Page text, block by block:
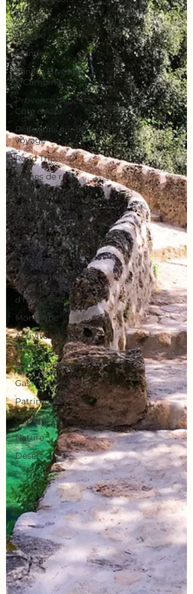
France
Europe
Monde
Vanlife, Bivouac
& Camping
Provence, Alpes,
Côte d'Azur
Réflexions sur le
voyage
Road Trip
Plages de rêve
Overlanding,
4x4, hors pistes
Raid
Environnement
City Break
Hôtels, gîtes,
chambres
d'hôtes
Montagne
Activité en
famille
Sports Outdoor
Gastronomie
Patrimoine
Culture
Nature
Désert